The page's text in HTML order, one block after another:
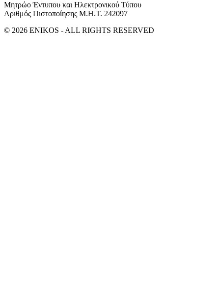
Μητρώο Έντυπου και Ηλεκτρονικού Τύπου
Αριθμός Πιστοποίησης Μ.Η.Τ. 242097
© 2026 ENIKOS - ALL RIGHTS RESERVED